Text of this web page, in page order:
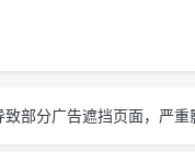
部分广告遮挡页面，严
部分广告遮挡页面，严